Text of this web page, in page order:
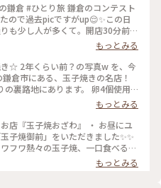
倉 #ひとり旅 鎌倉のコンテスト
ので過去picですがup😌✨この日
も少し人が多くて。開店30分前に
どいましたよ〜。運良く1巡目で
😎なんともいえない甘さと出汁の
😂笑！また機会があれば行きたい
もっとみる
を、今
出汁の風味と旨みが来る感じでし
店の11時半前に行
た記憶が… 懐かし～ ま
去
もっとみる
店『玉子焼おざわ』 ・ お昼にユ
子焼御前」をいただきました✨✨
フワ熱々の玉子焼、一口食べると
す😆 この味は絶対家で再現でき
みに、ご飯の上の昆布もいいお
もっとみる